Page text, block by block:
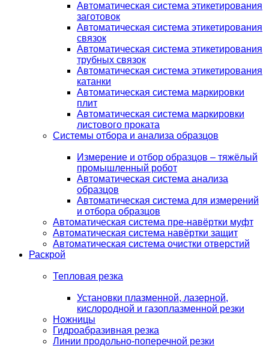
Автоматическая система этикетирования
заготовок
Автоматическая система этикетирования
связок
Автоматическая система этикетирования
трубных связок
Автоматическая система этикетирования
катанки
Автоматическая система маркировки
плит
Автоматическая система маркировки
листового проката
Системы отбора и анализа образцов
Измерение и отбор образцов – тяжёлый
промышленный робот
Автоматическая система анализа
образцов
Автоматическая система для измерений
и отбора образцов
Автоматическая система пре-навёртки муфт
Автоматическая система навёртки защит
Автоматическая система очистки отверстий
Раскрой
Тепловая резка
Установки плазменной, лазерной,
кислородной и газоплазменной резки
Ножницы
Гидроабразивная резка
Линии продольно-поперечной резки